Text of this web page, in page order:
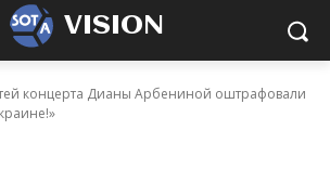
VISION
концерта Дианы Арбениной оштрафовали